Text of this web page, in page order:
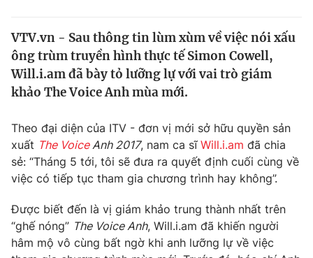
Thế giới
Tin tức
Thế giới đó đây
Câu chuyện quốc tế
Tài chính
Thị trường
Dữ liệu và đời sống
Phim VTV
Hậu trường
Giải trí
VTV.vn - Sau thông tin lùm xùm về việc nói xấu
ông trùm truyền hình thực tế Simon Cowell,
Will.i.am đã bày tỏ lưỡng lự với vai trò giám
khảo The Voice Anh mùa mới.
Theo đại diện của ITV - đơn vị mới sở hữu quyền sản
xuất The VoiceAnh 2017, nam ca sĩ Will.i.am đã chia
sẻ: “Tháng 5 tới, tôi sẽ đưa ra quyết định cuối cùng về
việc có tiếp tục tham gia chương trình hay không”.
Được biết đến là vị giám khảo trung thành nhất trên
“ghế nóng” The Voice Anh, Will.i.am đã khiến người
hâm mộ vô cùng bất ngờ khi anh lưỡng lự về việc